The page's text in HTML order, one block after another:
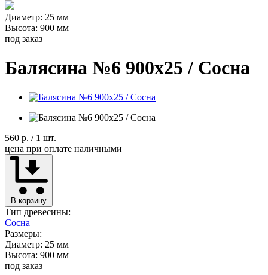
Диаметр: 25 мм
Высота: 900 мм
под заказ
Балясина №6 900х25 / Сосна
560 р. / 1 шт.
цена при оплате наличными
В корзину
Тип древесины:
Сосна
Размеры:
Диаметр: 25 мм
Высота: 900 мм
под заказ